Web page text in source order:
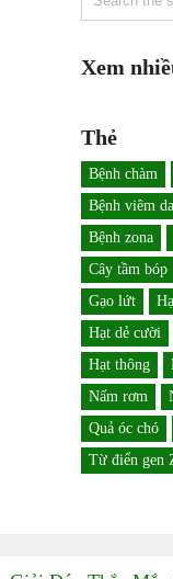
Xem
Thẻ
Bệnh chàm
Bệnh viêm
Bệnh zona
Cây tầm bóp
Gạo lứt
Hạt dẻ cười
Hạt thông
Nấm rơm
Quả óc chó
Từ điển gen